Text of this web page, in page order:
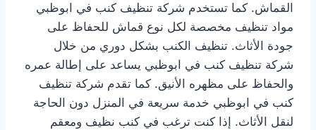
القماش. كما تستخدم شركة تنظيف كنب في ابوظبي
مواد تنظيف مخصصة لكل نوع قماش للحفاظ على
جودة الأثاث. تنظيف الكنب بشكل دوري من خلال
شركة تنظيف كنب في ابوظبي يساعد على إطالة عمره
والحفاظ على مظهره الأنيق. كما تقدم شركة تنظيف
كنب في ابوظبي خدمة سريعة في المنزل دون الحاجة
لنقل الأثاث. إذا كنت ترغب في كنب نظيف ومعقم